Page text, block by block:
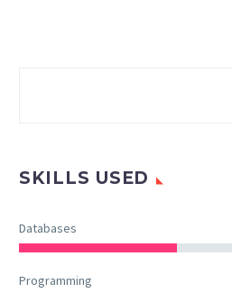
SKILLS USED
Databases
Programming